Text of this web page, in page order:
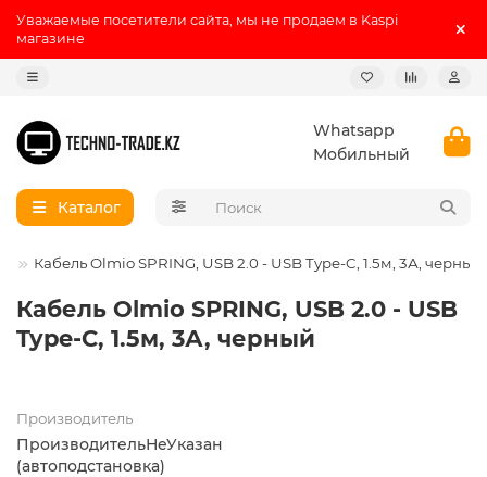
Уважаемые посетители сайта, мы не продаем в Kaspi
магазине
Whatsapp
Мобильный
Каталог
Кабель Olmio SPRING, USB 2.0 - USB Type-C, 1.5м, 3А, черный
Кабель Olmio SPRING, USB 2.0 - USB
Type-C, 1.5м, 3А, черный
Производитель
ПроизводительНеУказан
(автоподстановка)